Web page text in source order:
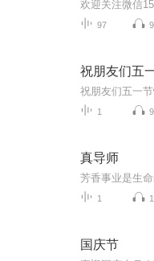
97
祝朋友们五
1
真导师
1
国庆节